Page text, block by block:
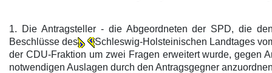
1. Die Antragsteller - die Abgeordneten der SPD, die
Beschlüsse des
Schleswig-Holsteinischen Landtages
der CDU-Fraktion um zwei Fragen erweitert wurde, gegen
notwendigen Auslagen durch den Antragsgegner